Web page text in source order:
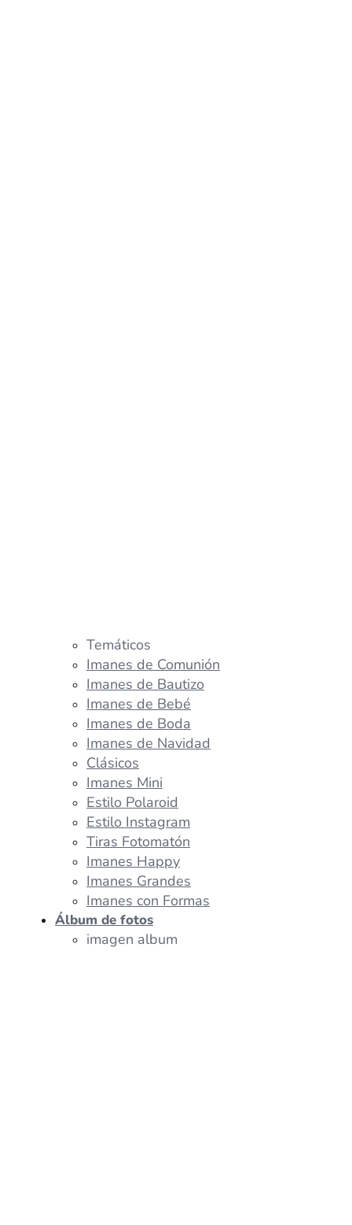
Temáticos
Imanes de Comunión
Imanes de Bautizo
Imanes de Bebé
Imanes de Boda
Imanes de Navidad
Clásicos
Imanes Mini
Estilo Polaroid
Estilo Instagram
Tiras Fotomatón
Imanes Happy
Imanes Grandes
Imanes con Formas
Álbum de fotos
imagen album